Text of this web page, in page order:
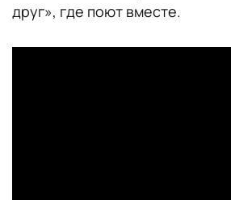
друг», где поют вместе.